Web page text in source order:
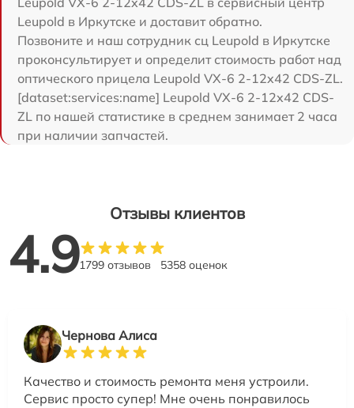
Leupold в Иркутске и доставит обратно.
Позвоните и наш сотрудник сц Leupold в Иркутске
проконсультирует и определит стоимость работ над
оптического прицела Leupold VX-6 2-12x42 CDS-ZL.
[dataset:services:name] Leupold VX-6 2-12x42 CDS-
ZL по нашей статистике в среднем занимает 2 часа
при наличии запчастей.
Отзывы клиентов
4.91799 отзывов 5358 оценок
Чернова Алиса
Качество и стоимость ремонта меня устроили.
Сервис просто супер! Мне очень понравилось